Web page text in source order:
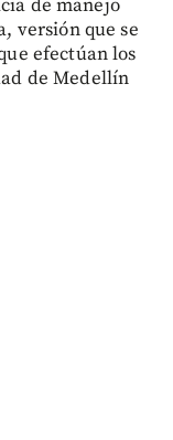
de manejo
versión que se
efectúan los
de Medellín